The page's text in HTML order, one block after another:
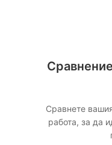
Сравнете
работа, за да